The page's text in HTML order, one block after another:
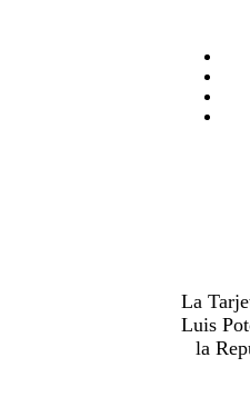
La
Luis
la